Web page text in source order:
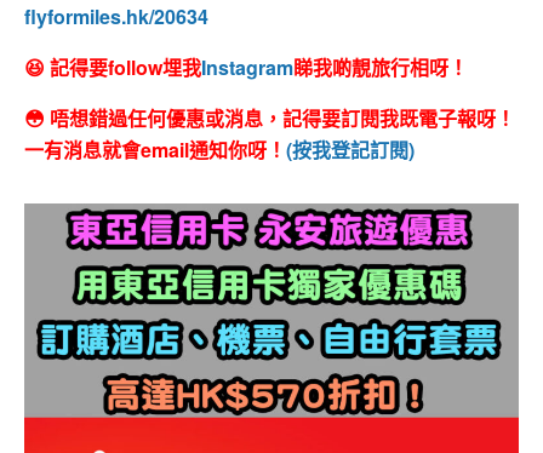
flyformiles.hk/20634
😆 記得要follow埋我Instagram睇我啲靚旅行相呀！
😳 唔想錯過任何優惠或消息，記得要訂閱我既電子報呀！
一有消息就會email通知你呀！ (按我登記訂閱)